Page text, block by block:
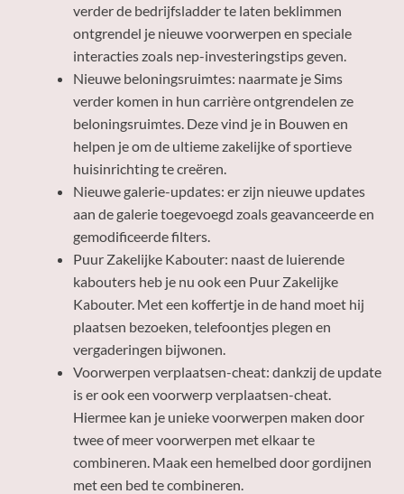
verder de bedrijfsladder te laten beklimmen
ontgrendel je nieuwe voorwerpen en speciale
interacties zoals nep-investeringstips geven.
Nieuwe beloningsruimtes: naarmate je Sims
verder komen in hun carrière ontgrendelen ze
beloningsruimtes. Deze vind je in Bouwen en
helpen je om de ultieme zakelijke of sportieve
huisinrichting te creëren.
Nieuwe galerie-updates: er zijn nieuwe updates
aan de galerie toegevoegd zoals geavanceerde en
gemodificeerde filters.
Puur Zakelijke Kabouter: naast de luierende
kabouters heb je nu ook een Puur Zakelijke
Kabouter. Met een koffertje in de hand moet hij
plaatsen bezoeken, telefoontjes plegen en
vergaderingen bijwonen.
Voorwerpen verplaatsen-cheat: dankzij de update
is er ook een voorwerp verplaatsen-cheat.
Hiermee kan je unieke voorwerpen maken door
twee of meer voorwerpen met elkaar te
combineren. Maak een hemelbed door gordijnen
met een bed te combineren.